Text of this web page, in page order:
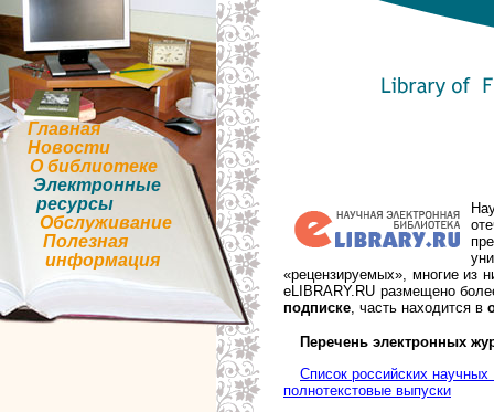
Главная
Новости
О библиотеке
Электронные
ресурсы
Обслуживание
Полезная
информация
«рецензируемых», многие из
eLIBRARY.RU размещено
подписке , часть находится в
Перечень электронных
Список российских
полнотекстовые выпуски